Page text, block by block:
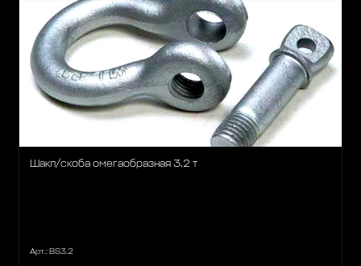
Шакл/скоба омегаобразная 3.2 т
Арт.: BS3.2